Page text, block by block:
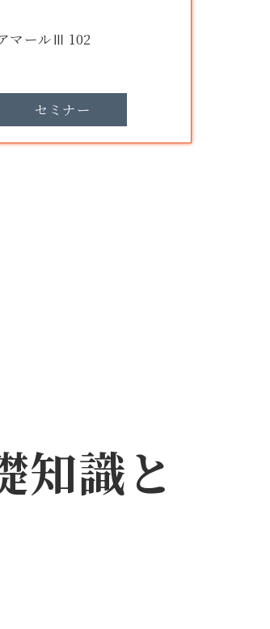
マールⅢ 102
セミナー
知識と